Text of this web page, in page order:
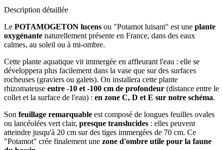
Description détaillée
Le POTAMOGETON lucens ou "Potamot luisant" est une plante
oxygénante naturellement présente en France, dans des eaux
calmes, au soleil ou à mi-ombre.
Cette plante aquatique vit immergée en affleurant l'eau : elle se
développera plus facilement dans la vase que sur des surfaces
rocheuses (graviers ou galets). On installera cette plante
rhizomateuse entre -10 et -100 cm de profondeur (distance entre le
collet et la surface de l'eau) : en zone C, D et E sur notre schéma.
Son feuillage remarquable est composé de longues feuilles ovales
ou lancéolées vert clair, presque translucides : elles peuvent
atteindre jusqu'à 20 cm sur des tiges immergées de 70 cm. Ce
"Potamot" crée finalement une zone d'ombre utile pour la faune